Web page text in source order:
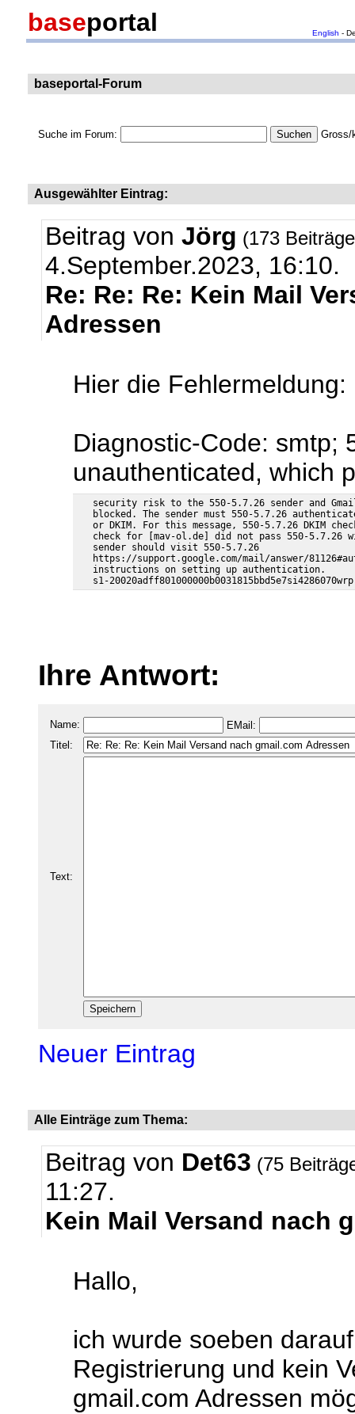
baseportal English -
baseportal-Forum
Suche im Forum: Gross/
Ausgewählter Eintrag:
Beitrag von Jörg (173
4.September.2023, 16:10.
Re: Re: Re: Kein Mail
Adressen
Hier die Fehlermeldung:
Diagnostic-Code: smtp;
unauthenticated, which
security risk to the 550-5.7.26 sender and
blocked. The sender must 550-5.7.26
or DKIM. For this message, 550-5.7.26 DKIM
check for [mav-ol.de] did not pass 550-5.7.26
sender should visit 550-5.7.26
https://support.google.com/mail/answer/
instructions on setting up authentication.
Ihre Antwort:
Name:
EMail:
Titel:
Text:
Neuer Eintrag
Alle Einträge zum Thema:
Beitrag von Det63 (75
11:27.
Kein Mail Versand nach
Hallo,
ich wurde soeben
Registrierung und kein
gmail.com Adressen